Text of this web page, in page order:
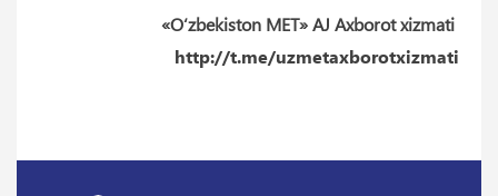
«O‘zbekiston MET» AJ Axborot xizmati
http://t.me/uzmetaxborotxizmati